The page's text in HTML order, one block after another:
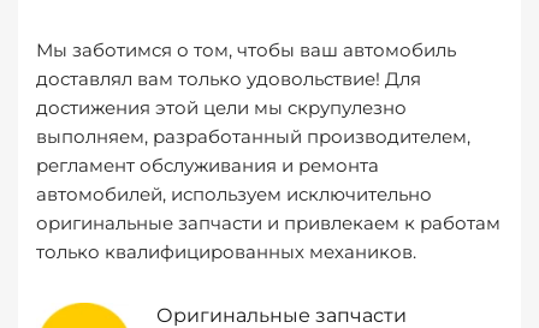
Мы заботимся о том, чтобы ваш автомобиль
доставлял вам только удовольствие! Для
достижения этой цели мы скрупулезно
выполняем, разработанный производителем,
регламент обслуживания и ремонта
автомобилей, используем исключительно
оригинальные запчасти и привлекаем к работам
только квалифицированных механиков.
Оригинальные запчасти